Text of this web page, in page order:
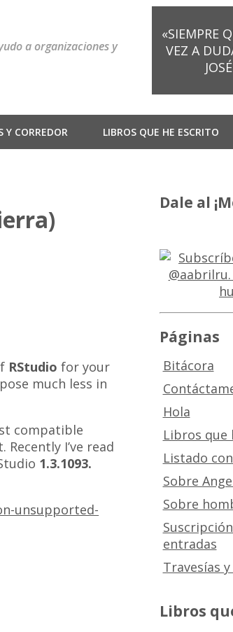
a organizaciones y
«SIEMPRE
VEZ A
Y CORREDOR LIBROS QUE HE ESCRITO
RStudio for your
much less in
compatible
I’ve read
1.3.1093.
unsupported-
Dale al
Páginas
Bitácora
Hola
Libros que
Listado
Sobre
Sobre
entradas
Travesías
Libros